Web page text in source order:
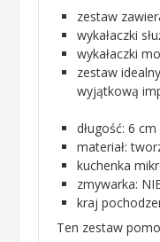
zestaw
wykałaczki
wykałaczki
zestaw
wyjątkową
długość: 6 cm
materiał:
kuchenka
zmywarka:
kraj
Ten zestaw